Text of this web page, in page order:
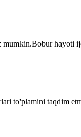
to'plamini taqdim